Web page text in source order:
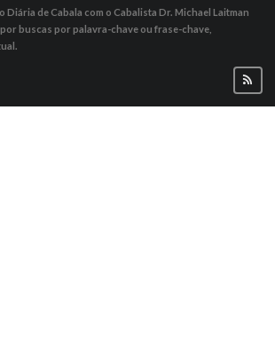
de Cabala com o Cabalista Dr. Michael Laitman
buscas por palavra-chave ou frase-chave,